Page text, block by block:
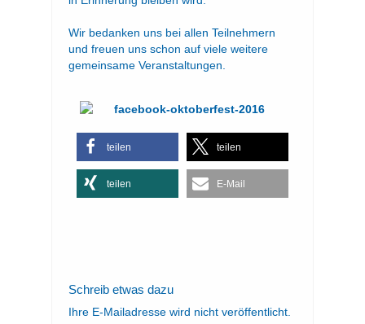
Wir bedanken uns bei allen Teilnehmern
und freuen uns schon auf viele weitere
gemeinsame Veranstaltungen.
teilen teilen
teilen E-Mail
Schreib etwas dazu
Ihre E-Mailadresse wird nicht veröffentlicht.